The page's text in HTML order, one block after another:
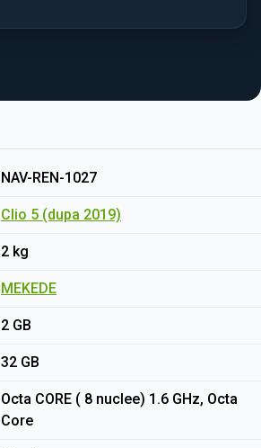
NAV-REN-1027
Clio 5 (dupa 2019)
2 kg
MEKEDE
2 GB
32 GB
Octa CORE ( 8 nuclee) 1.6 GHz, Octa
Core